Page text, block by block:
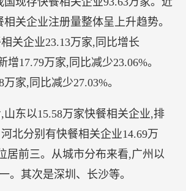
关企业注册量整体呈上升趋势。
关企业23.13万家,同比增长
增17.79万家,同比减少23.06%。
家,同比减少27.03%。
山东以15.58万家快餐相关企业,排
北分别有快餐相关企业14.69万
居前三。从城市分布来看,广州以
。其次是深圳、长沙等。